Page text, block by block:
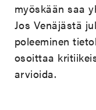
myöskään saa
Jos Venäjästä
poleeminen
osoittaa
arvioida.